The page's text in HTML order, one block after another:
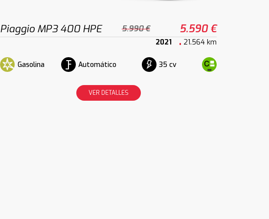
Piaggio MP3 400 HPE 5.990 € 5.590 €
2021 21.564 km
Gasolina Automático 35 cv
VER DETALLES